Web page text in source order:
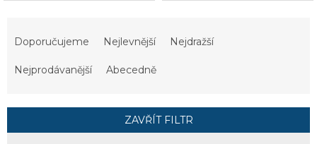
r
Doporučujeme Nejlevnější Nejdražší
Nejprodávanější Abecedně
ZAVŘÍT FILTR